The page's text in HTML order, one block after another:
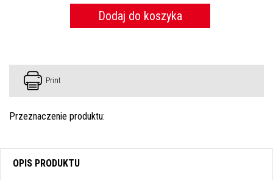
Dodaj do koszyka
Print
Przeznaczenie produktu:
OPIS PRODUKTU